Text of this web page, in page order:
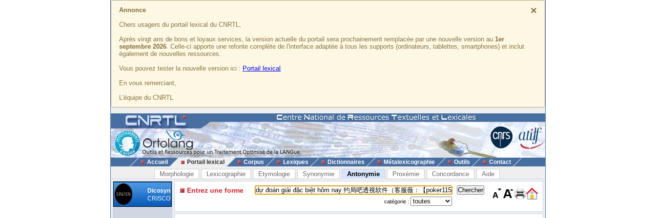
×
Annonce
Chers usagers du portail lexical du CNRTL,
Après vingt ans de bons et loyaux services, la version actuelle du portail sera prochainement remplacée par une nouvelle version au 1er
septembre 2026. Celle-ci apporte une refonte complète de l'interface adaptée à tous les supports (ordinateurs, tablettes, smartphones) et inclut
également de nouvelles ressources.
Vous pouvez tester la nouvelle version ici : Portail lexical
En vous remerciant,
L'équipe du CNRTL
Accueil Portail lexical Corpus Lexiques Dictionnaires Métalexicographie Outils Contact
Morphologie Lexicographie Etymologie Synonymie Antonymie Proxémie Concordance Aide
Dicosyn
CRISCO
Entrez une forme
catégorie :